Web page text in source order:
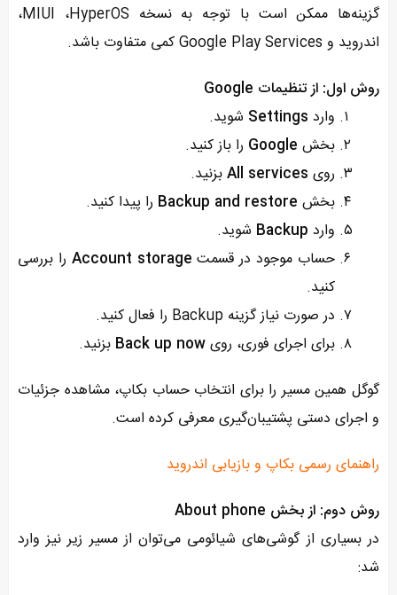
گزینه‌ها ممکن است با توجه به نسخه HyperOS، ‏MIUI،
اندروید و Google Play Services کمی متفاوت باشد.
روش اول: از تنظیمات Google
وارد Settings شوید.
بخش Google را باز کنید.
روی All servicesبزنید.
بخش Backup and restore را پیدا کنید.
وارد Backup شوید.
حساب موجود در قسمت Account storage را بررسی
کنید.
در صورت نیاز گزینه Backup را فعال کنید.
برای اجرای فوری، رویBack up now بزنید.
گوگل همین مسیر را برای انتخاب حساب بکاپ، مشاهده جزئیات
و اجرای دستی پشتیبان‌گیری معرفی کرده است.
راهنمای رسمی بکاپ و بازیابی اندروید
روش دوم: از بخش About phone
در بسیاری از گوشی‌های شیائومی می‌توان از مسیر زیر نیز وارد
شد: